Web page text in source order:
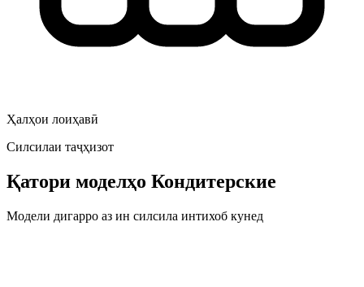
Ҳалҳои лоиҳавӣ
Силсилаи таҷҳизот
Қатори моделҳо Кондитерские
Модели дигарро аз ин силсила интихоб кунед